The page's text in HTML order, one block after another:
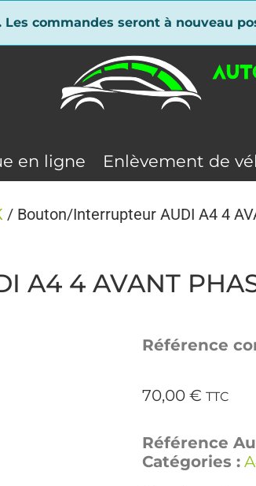
commandes seront à nouveau
en ligne Enlèvement de
/ Bouton/Interrupteur AUDI A4 4
4 AVANT
Référence
70,00 € TTC
Référence
Catégories :